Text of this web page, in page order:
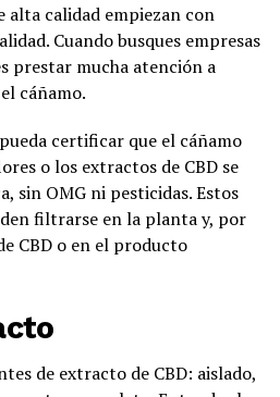
alta calidad empiezan con
Cuando busques empresas
prestar mucha atención a
cáñamo.
certificar que el cáñamo
o los extractos de CBD se
sin OMG ni pesticidas. Estos
filtrarse en la planta y, por
CBD o en el producto
de extracto de CBD: aislado,